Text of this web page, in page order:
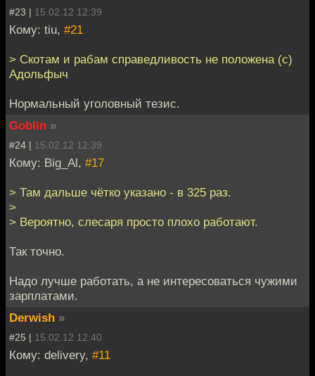
#23 | 15.02.12 12:39
Кому: tiu, #21
> Скотам и рабам справедливость не положена (с)
Адольфыч
Нормальный уголовный тезис.
Goblin »
#24 | 15.02.12 12:39
Кому: Big_Al, #17
> Там дальше чётко указано - в 325 раз.
>
> Вероятно, слесаря просто плохо работают.
Так точно.
Надо лучше работать, а не интересоваться чужими
зарплатами.
Derwish »
#25 | 15.02.12 12:40
Кому: delivery, #11